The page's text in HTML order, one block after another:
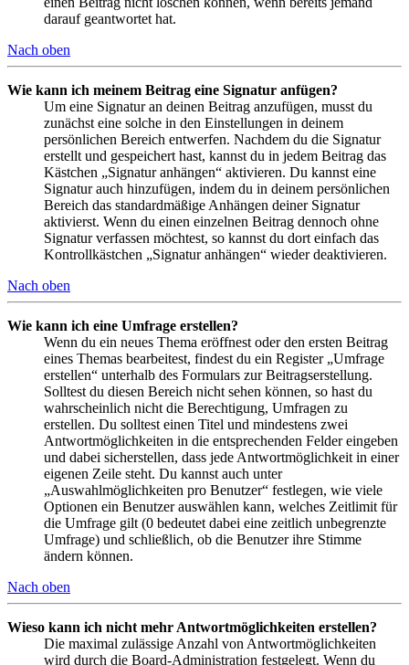
darauf geantwortet hat.
Nach oben
Wie kann ich meinem Beitrag eine Signatur anfügen?
Um eine Signatur an deinen Beitrag anzufügen, musst du
zunächst eine solche in den Einstellungen in deinem
persönlichen Bereich entwerfen. Nachdem du die Signatur
erstellt und gespeichert hast, kannst du in jedem Beitrag das
Kästchen „Signatur anhängen“ aktivieren. Du kannst eine
Signatur auch hinzufügen, indem du in deinem persönlichen
Bereich das standardmäßige Anhängen deiner Signatur
aktivierst. Wenn du einen einzelnen Beitrag dennoch ohne
Signatur verfassen möchtest, so kannst du dort einfach das
Kontrollkästchen „Signatur anhängen“ wieder deaktivieren.
Nach oben
Wie kann ich eine Umfrage erstellen?
Wenn du ein neues Thema eröffnest oder den ersten Beitrag
eines Themas bearbeitest, findest du ein Register „Umfrage
erstellen“ unterhalb des Formulars zur Beitragserstellung.
Solltest du diesen Bereich nicht sehen können, so hast du
wahrscheinlich nicht die Berechtigung, Umfragen zu
erstellen. Du solltest einen Titel und mindestens zwei
Antwortmöglichkeiten in die entsprechenden Felder eingeben
und dabei sicherstellen, dass jede Antwortmöglichkeit in einer
eigenen Zeile steht. Du kannst auch unter
„Auswahlmöglichkeiten pro Benutzer“ festlegen, wie viele
Optionen ein Benutzer auswählen kann, welches Zeitlimit für
die Umfrage gilt (0 bedeutet dabei eine zeitlich unbegrenzte
Umfrage) und schließlich, ob die Benutzer ihre Stimme
ändern können.
Nach oben
Wieso kann ich nicht mehr Antwortmöglichkeiten erstellen?
Die maximal zulässige Anzahl von Antwortmöglichkeiten
wird durch die Board-Administration festgelegt. Wenn du